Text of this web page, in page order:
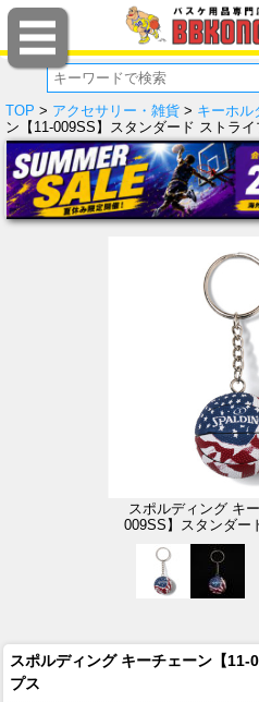
TOP > アクセサリー・雑貨 > キーホル
ン【11-009SS】スタンダード ストライ
スポルディング キ
009SS】スタンダー
スポルディング キーチェーン【11-
プス